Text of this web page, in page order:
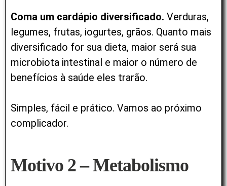
Coma um cardápio diversificado. Verduras,
legumes, frutas, iogurtes, grãos. Quanto mais
diversificado for sua dieta, maior será sua
microbiota intestinal e maior o número de
benefícios à saúde eles trarão.
Simples, fácil e prático. Vamos ao próximo
complicador.
Motivo 2 – Metabolismo